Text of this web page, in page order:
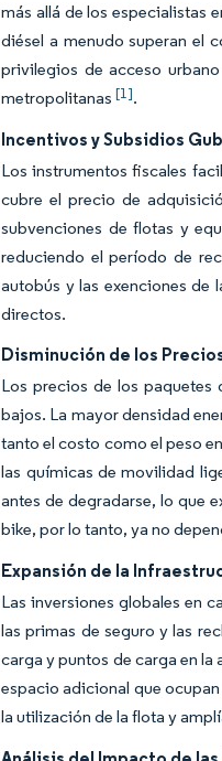
más allá de los especialistas
diésel a menudo superan el
privilegios de acceso
metropolitanas[1].
Incentivos y Subsidios
Los instrumentos fiscales
cubre el precio de
subvenciones de flotas y
reduciendo el período de
autobús y las exenciones de
directos.
Disminución de los
Los precios de los
bajos. La mayor densidad
tanto el costo como el peso
las químicas de movilidad
antes de degradarse, lo que
bike, por lo tanto, ya no
Expansión de la
Las inversiones globales en
las primas de seguro y las
carga y puntos de carga en
espacio adicional que
la utilización de la flota y